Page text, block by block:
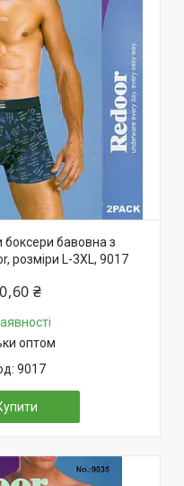
боксери бавовна з
розміри L-3XL, 9017
₴
оптом
9017